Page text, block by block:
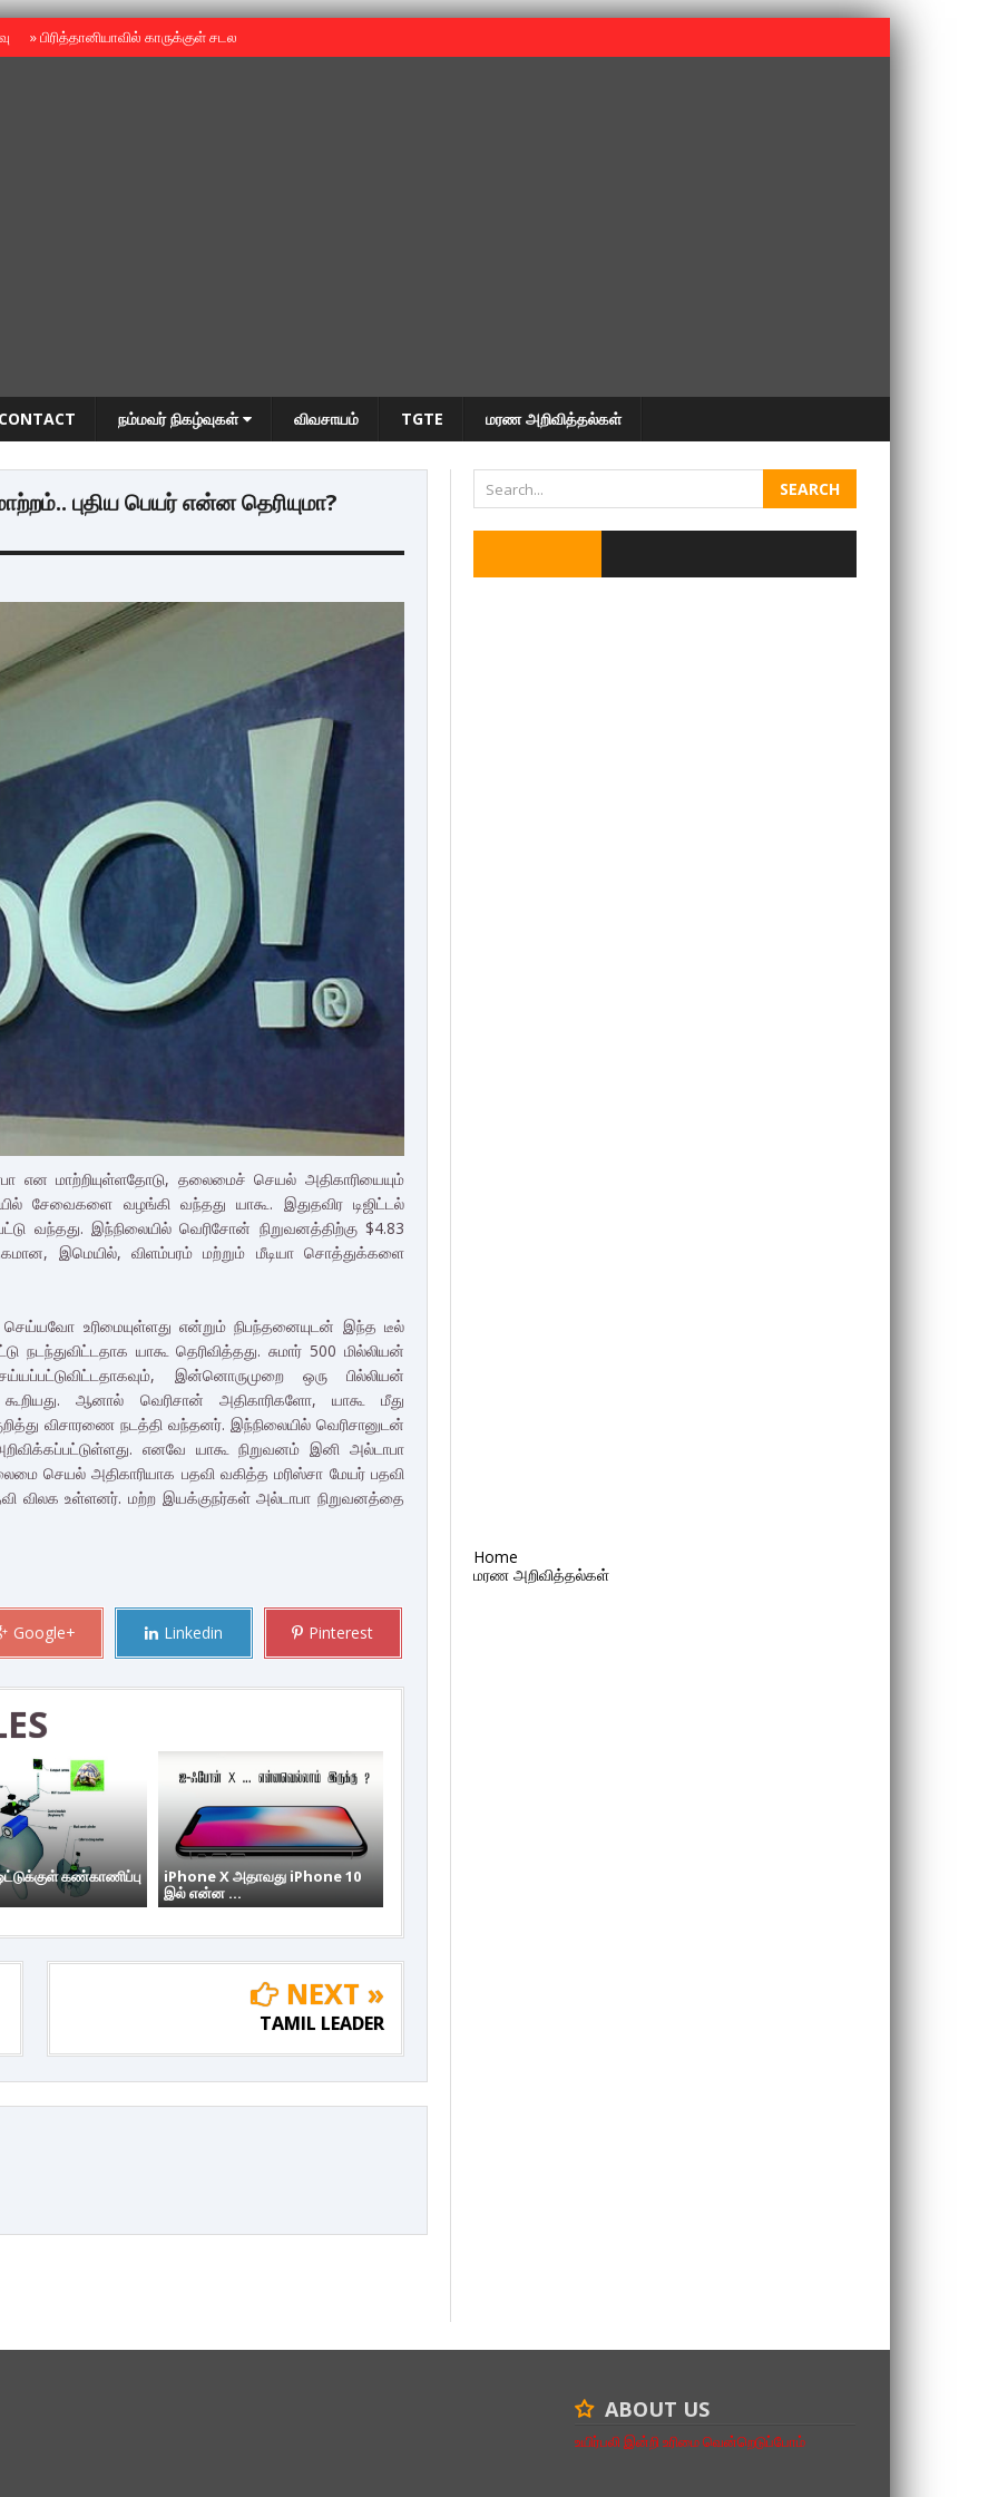
»பிரித்தானியாவில் காருக்குள் சடலம் -தமிழருடையதா ?
CONTACT நம்மவர் நிகழ்வுகள் விவசாயம் TGTE மரண அறிவித்தல்கள்
புதிய பெயர் என்ன தெரியுமா?
என மாற்றியுள்ளதோடு, தலைமைச் செயல் அதிகாரியையும்
சேவைகளை வழங்கி வந்தது யாகூ. இதுதவிர டிஜிட்டல்
வந்தது. இந்நிலையில் வெரிசோன் நிறுவனத்திற்கு $4.83
இமெயில், விளம்பரம் மற்றும் மீடியா சொத்துக்களை
உரிமையுள்ளது என்றும் நிபந்தனையுடன் இந்த டீல்
நடந்துவிட்டதாக யாகூ தெரிவித்தது. சுமார் 500 மில்லியன்
இன்னொருமுறை ஒரு பில்லியன்
கூறியது. ஆனால் வெரிசான் அதிகாரிகளோ, யாகூ மீது
விசாரணை நடத்தி வந்தனர். இந்நிலையில் வெரிசானுடன்
எனவே யாகூ நிறுவனம் இனி அல்டாபா
செயல் அதிகாரியாக பதவி வகித்த மரிஸ்சா மேயர் பதவி
விலக உள்ளனர். மற்ற இயக்குநர்கள் அல்டாபா நிறுவனத்தை
Google+ Linkedin Pinterest
கண்காணிப்பு
iPhone X அதாவது iPhone 10
இல் என்ன ...
NEXT »
TAMIL LEADER
Home
மரண அறிவித்தல்கள்
ABOUT US
உயிர்பலி இன்றி உரிமை வென்றெடுப்போம்